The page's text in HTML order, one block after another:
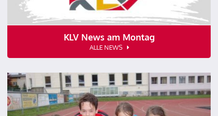
KLV News am Montag
ALLE NEWS